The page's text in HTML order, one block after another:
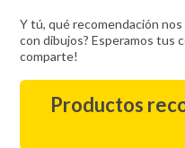
Y tú, qué recomendación
con dibujos? Esperamos tus
comparte!
Productos